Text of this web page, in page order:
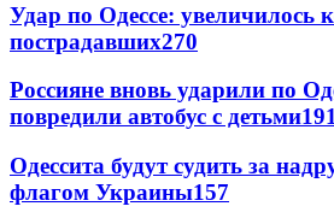
Удар по Одессе: увеличилось
пострадавших270
Россияне вновь ударили по
повредили автобус с детьми
Одессита будут судить за
флагом Украины157